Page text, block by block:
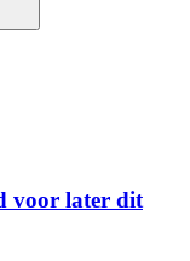
voor later dit